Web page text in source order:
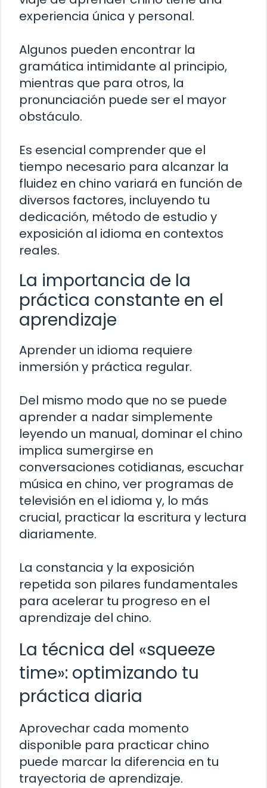
experiencia única y personal.
Algunos pueden encontrar la
gramática intimidante al principio,
mientras que para otros, la
pronunciación puede ser el mayor
obstáculo.
Es esencial comprender que el
tiempo necesario para alcanzar la
fluidez en chino variará en función de
diversos factores, incluyendo tu
dedicación, método de estudio y
exposición al idioma en contextos
reales.
La importancia de la
práctica constante en el
aprendizaje
Aprender un idioma requiere
inmersión y práctica regular.
Del mismo modo que no se puede
aprender a nadar simplemente
leyendo un manual, dominar el chino
implica sumergirse en
conversaciones cotidianas, escuchar
música en chino, ver programas de
televisión en el idioma y, lo más
crucial, practicar la escritura y lectura
diariamente.
La constancia y la exposición
repetida son pilares fundamentales
para acelerar tu progreso en el
aprendizaje del chino.
La técnica del «squeeze
time»: optimizando tu
práctica diaria
Aprovechar cada momento
disponible para practicar chino
puede marcar la diferencia en tu
trayectoria de aprendizaje.